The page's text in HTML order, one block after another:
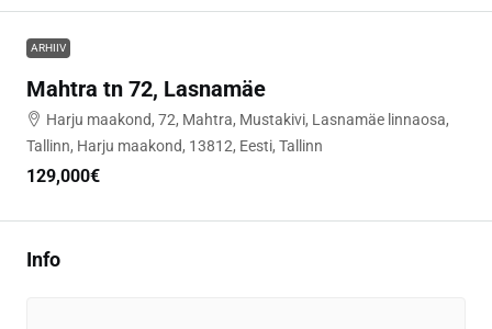
ARHIIV
Mahtra tn 72, Lasnamäe
Harju maakond, 72, Mahtra, Mustakivi, Lasnamäe linnaosa,
Tallinn, Harju maakond, 13812, Eesti, Tallinn
129,000€
Info